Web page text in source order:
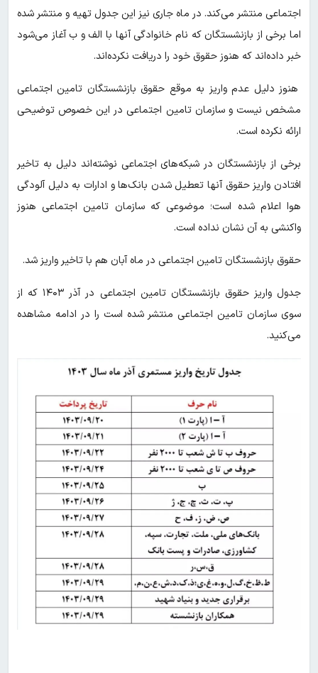
اجتماعی منتشر می‌کند. در ماه جاری نیز این جدول تهیه و منتشر شده
اما برخی از بازنشستگان که نام خانوادگی آنها با الف و ب آغاز می‌شود
خبر داده‌اند که هنوز حقوق خود را دریافت نکرده‌اند.
هنوز دلیل عدم واریز به موقع حقوق بازنشستگان تامین اجتماعی
مشخص نیست و سازمان تامین اجتماعی در این خصوص توضیحی
ارائه نکرده است.
برخی از بازنشستگان در شبکه‌های اجتماعی نوشته‌اند دلیل به تاخیر
افتادن واریز حقوق آنها تعطیل شدن بانک‌ها و ادارات به دلیل آلودگی
هوا اعلام شده است؛ موضوعی که سازمان تامین اجتماعی هنوز
واکنشی به آن نشان نداده است.
حقوق بازنشستگان تامین اجتماعی در ماه آبان هم با تاخیر واریز شد.
جدول واریز حقوق بازنشستگان تامین اجتماعی در آذر ۱۴۰۳ که از
سوی سازمان تامین اجتماعی منتشر شده است را در ادامه مشاهده
می‌کنید.